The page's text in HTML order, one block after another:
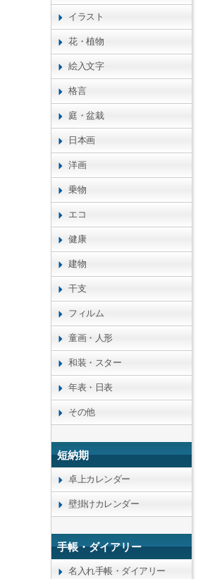
イラスト
花・植物
絵入文字
格言
庭・盆栽
日本画
洋画
乗物
エコ
健康
建物
干支
フィルム
童画・人形
和装・スター
年表・日表
その他
短納期
卓上カレンダー
壁掛けカレンダー
手帳・ダイアリー
名入れ手帳・ダイアリー